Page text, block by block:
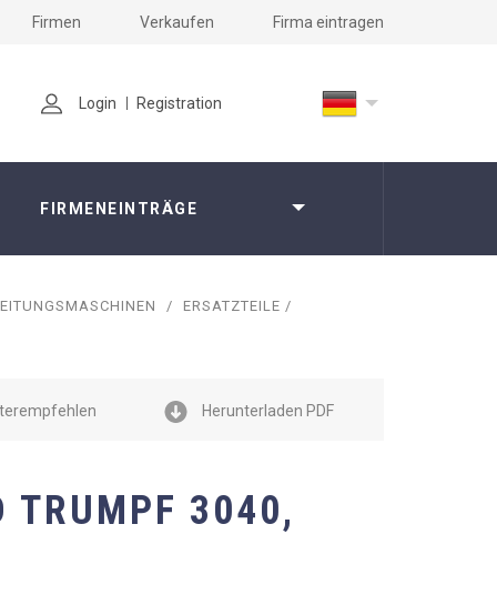
Firmen Verkaufen Firma eintragen
Login Registration
FIRMENEINTRÄGE
/ ERSATZTEILE /
Herunterladen PDF
TRUMPF 3040,